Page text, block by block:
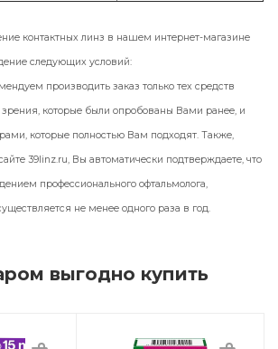
контактных линз в нашем интернет-магазине
следующих условий:
производить заказ только тех средств
зрения, которые были опробованы Вами ранее, и
которые полностью Вам подходят. Также,
39linz.ru, Вы автоматически подтверждаете, что
профессионального офтальмолога,
не менее одного раза в год.
выгодно купить